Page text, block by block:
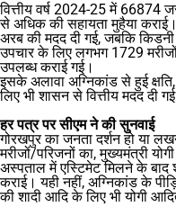
वित्तीय वर्ष 2024-25 में 66874
से अधिक की सहायता मुहैया
अरब की मदद दी गई, जबकि
उपचार के लिए लगभग 1729
उपलब्ध कराई गई।
इसके अलावा अग्निकांड से हुई
लिए भी शासन से वित्तीय मदद दी
हर पत्र पर सीएम ने की सुनवाई
गोरखपुर का जनता दर्शन हो या
मरीजों/परिजनों का, मुख्यमंत्री
अस्पताल में एस्टिमेट मिलने के बाद
कराई। यही नहीं, अग्निकांड के
की शादी आदि के लिए भी योगी